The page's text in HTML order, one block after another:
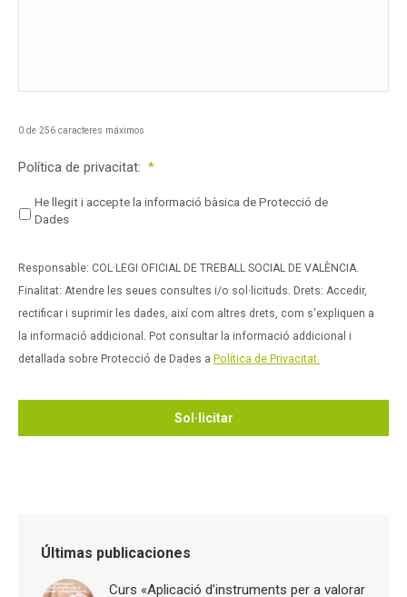
0 de 256 caracteres máximos
Política de privacitat: *
He llegit i accepte la informació bàsica de Protecció de
Dades
Responsable: COL·LEGI OFICIAL DE TREBALL SOCIAL DE VALÈNCIA.
Finalitat: Atendre les seues consultes i/o sol·licituds. Drets: Accedir,
rectificar i suprimir les dades, així com altres drets, com s'expliquen a
la informació addicional. Pot consultar la informació addicional i
detallada sobre Protecció de Dades a Política de Privacitat.
Últimas publicaciones
Curs «Aplicació d’instruments per a valorar